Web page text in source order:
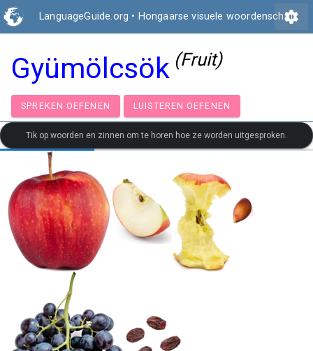
LanguageGuide.org • Hongaarse visuele woordenschat
settings
Gyümölcsök (Fruit)
SPREKEN OEFENEN LUISTEREN OEFENEN
Tik op woorden en zinnen om te horen hoe ze worden uitgesproken.